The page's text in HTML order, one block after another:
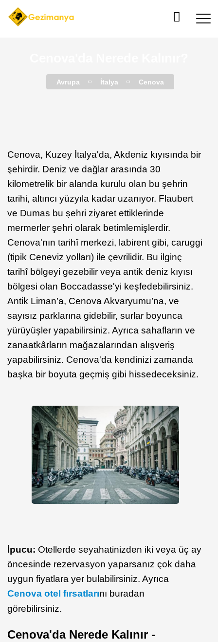
Avrupa İtalya Cenova
Cenova, Kuzey İtalya'da, Akdeniz kıyısında bir
şehirdir. Deniz ve dağlar arasında 30
kilometrelik bir alanda kurulu olan bu şehrin
tarihi, altıncı yüzyıla kadar uzanıyor. Flaubert
ve Dumas bu şehri ziyaret ettiklerinde
mermerler şehri olarak betimlemişlerdir.
Cenova'nın tarihî merkezi, labirent gibi, caruggi
(tipik Ceneviz yolları) ile çevrilidir. Bu ilginç
tarihî bölgeyi gezebilir veya antik deniz kıyısı
bölgesi olan Boccadasse'yi keşfedebilirsiniz.
Antik Liman’a, Cenova Akvaryumu’na, ve
sayısız parklarına gidebilir, surlar boyunca
yürüyüşler yapabilirsiniz. Ayrıca sahafların ve
zanaatkârların mağazalarından alışveriş
yapabilirsiniz. Cenova'da kendinizi zamanda
başka bir boyuta geçmiş gibi hissedeceksiniz.
İpucu: Otellerde seyahatinizden iki veya üç ay
öncesinde rezervasyon yaparsanız çok daha
uygun fiyatlara yer bulabilirsiniz. Ayrıca
Cenova otel fırsatlarını buradan
görebilirsiniz.
Cenova'da Nerede Kalınır -